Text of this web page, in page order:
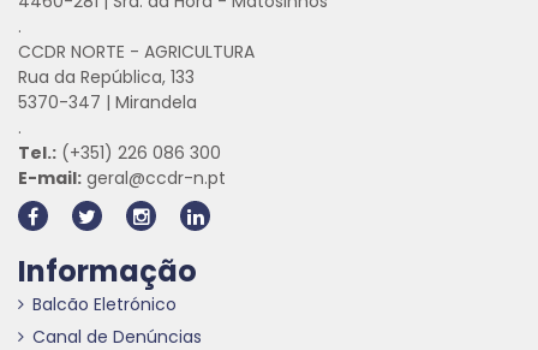
.
CCDR NORTE - AGRICULTURA
Rua da República, 133
5370-347 | Mirandela
.
Tel.: (+351) 226 086 300
E-mail: geral@ccdr-n.pt
Informação
Balcão Eletrónico
Canal de Denúncias